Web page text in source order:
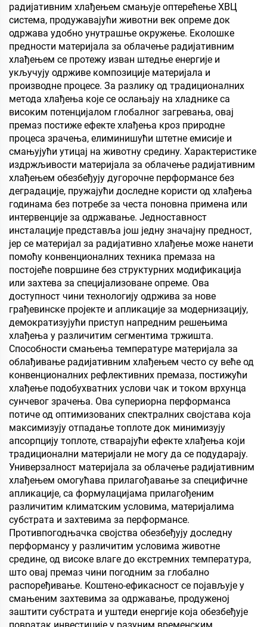
радијативним хлађењем смањује оптерећење ХВЦ
система, продужавајући животни век опреме док
одржава удобно унутрашње окружење. Еколошке
предности материјала за облачење радијативним
хлађењем се протежу изван штедње енергије и
укључују одрживе композиције материјала и
производне процесе. За разлику од традиционалних
метода хлађења које се ослањају на хладнике са
високим потенцијалом глобалног загревања, овај
премаз постиже ефекте хлађења кроз природне
процеса зрачења, елиминишући штетне емисије и
смањујући утицај на животну средину. Характеристике
издржљивости материјала за облачење радијативним
хлађењем обезбеђују дугорочне перформансе без
деградације, пружајући доследне користи од хлађења
годинама без потребе за честа поновна примена или
интервенције за одржавање. Једноставност
инсталације представља још једну значајну предност,
јер се материјал за радијативно хлађење може нанети
помоћу конвенционалних техника премаза на
постојеће површине без структурних модификација
или захтева за специјализоване опреме. Ова
доступност чини технологију одржива за нове
грађевинске пројекте и апликације за модернизацију,
демократизујући приступ напредним решењима
хлађења у различитим сегментима тржишта.
Способности смањења температуре материјала за
облађивање радијативним хлађењем често су веће од
конвенционалних рефлективних премаза, постижући
хлађење подобухватних услови чак и током врхунца
сунчевог зрачења. Ова супериорна перформанса
потиче од оптимизованих спектралних својстава која
максимизују отпадање топлоте док минимизују
апсорпцију топлоте, стварајући ефекте хлађења који
традиционални материјали не могу да се подударају.
Универзалност материјала за облачење радијативним
хлађењем омогућава прилагођавање за специфичне
апликације, са формулацијама прилагођеним
различитим климатским условима, материјалима
субстрата и захтевима за перформансе.
Противпогодњачка својства обезбеђују доследну
перформансу у различитим условима животне
средине, од високе влаге до екстремних температура,
што овај премаз чини погодним за глобално
распоређивање. Коштено-ефикасност се појављује у
смањеним захтевима за одржавање, продуженој
заштити субстрата и уштеди енергије која обезбеђује